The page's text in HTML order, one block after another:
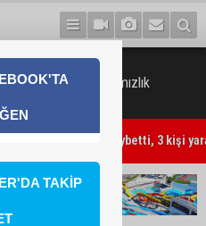
Üreticiye damızlık
Obalı hayatını kaybetti, 3 kişi
TAKİP